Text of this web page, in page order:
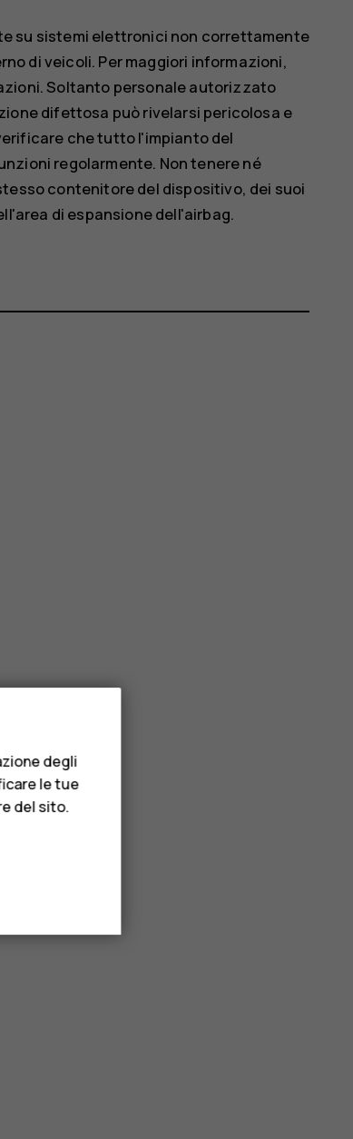
su sistemi elettronici non correttamente
di veicoli. Per maggiori informazioni,
Soltanto personale autorizzato
difettosa può rivelarsi pericolosa e
che tutto l'impianto del
regolarmente. Non tenere né
contenitore del dispositivo, dei suoi
di espansione dell'airbag.
degli
le tue
del sito.